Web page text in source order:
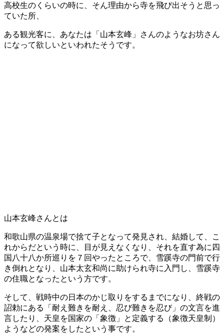
高校生のくらいの時に、そん理由から寺を飛び出そうと思っ
ていた所、
ある観光客に、あなたは「山本玄峰」さんのようなお坊さん
になって欲しいといわれたそうです。
山本玄峰さんとは
和歌山県の温泉場で捨て子となって発見され、結婚して、こ
れからだという時に、目が見えなくなり、それを直す為に四
国八十八か所巡りを７回やったところで、雪蹊寺の門前で行
き倒れとなり、山本太玄和尚に助けられ寺に入門し、雪蹊寺
の住職となったという方です。
そして、戦時中の日本のかじ取りをするまでになり、終戦の
詔勅にある「耐え難きを耐え、忍び難きを忍び」の文言を進
言したり、天皇を国家の「象徴」と定義する（象徴天皇制）
ようなどの発案をしたという事です。